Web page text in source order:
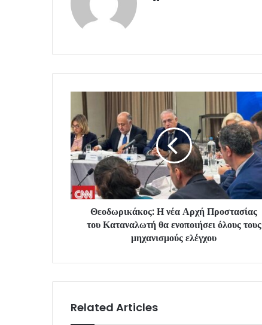
Θεοδωρικάκος: Η νέα Αρχή Προστασίας
του Καταναλωτή θα ενοποιήσει όλους τους
μηχανισμούς ελέγχου
Related Articles